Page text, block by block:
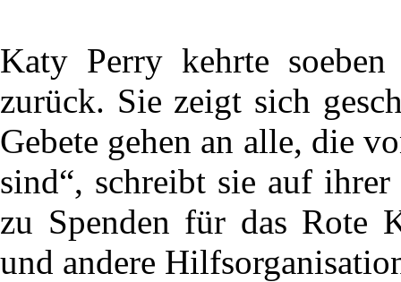
Katy Perry kehrte
zurück. Sie zeigt sich
Gebete gehen an alle, die
sind“, schreibt sie auf
zu Spenden für das Rote
und andere